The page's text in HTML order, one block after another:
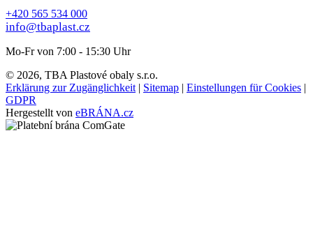
+420 565 534 000
info@tbaplast.cz
Mo-Fr von 7:00 - 15:30 Uhr
© 2026, TBA Plastové obaly s.r.o.
Erklärung zur Zugänglichkeit | Sitemap | Einstellungen für Cookies |
GDPR
Hergestellt von eBRÁNA.cz